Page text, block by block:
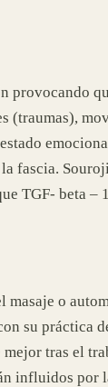
provocando
(traumas),
fascia.
TGF- beta –
o
su práctica
mejor tras el
influidos